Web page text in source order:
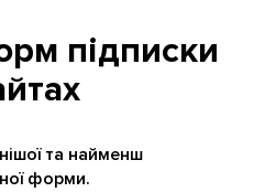
підписки
та найменш
форми.